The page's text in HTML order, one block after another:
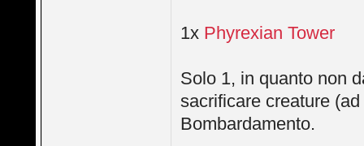
1x Phyrexian Tower
Solo 1, in quanto non
sacrificare creature
Bombardamento.